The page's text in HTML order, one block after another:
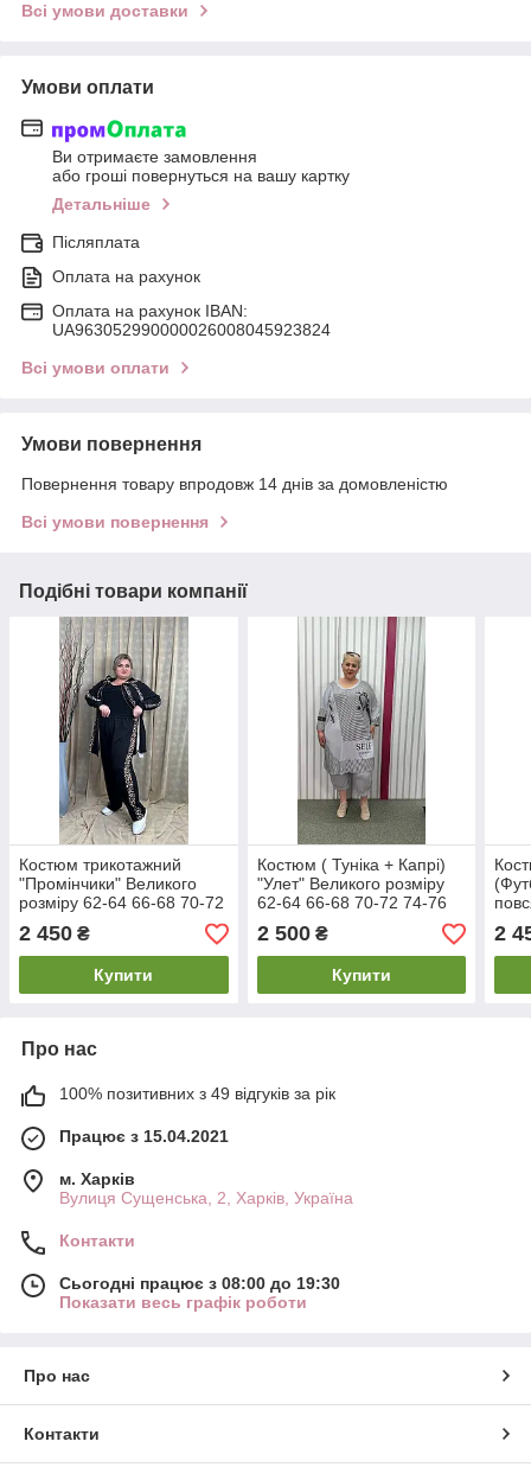
Всі умови доставки
Умови оплати
Ви отримаєте замовлення
або гроші повернуться на вашу картку
Детальніше
Післяплата
Оплата на рахунок
Оплата на рахунок IBAN:
UA963052990000026008045923824
Всі умови оплати
Умови повернення
Повернення товару впродовж 14 днів за домовленістю
Всі умови повернення
Подібні товари компанії
Костюм трикотажний
"Промінчики" Великого
розміру 62-64 66-68 70-72
74-76
2 450 ₴
Купити
Костюм ( Туніка + Капрі)
"Улет" Великого розміру
62-64 66-68 70-72 74-76
2 500₴
Купити
74-
2
Про нас
100% позитивних з 49 відгуків за рік
Працює з 15.04.2021
м. Харків
Вулиця Сущенська, 2, Харків, Україна
Контакти
Сьогодні працює з 08:00 до 19:30
Показати весь графік роботи
Про нас
Контакти